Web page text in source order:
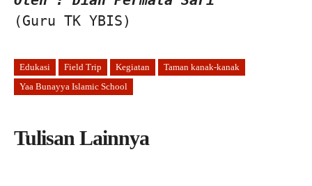
(Guru TK YBIS)
Edukasi Field Trip Kegiatan
Taman kanak-kanak
Yaa Bunayya Islamic School
Tulisan Lainnya